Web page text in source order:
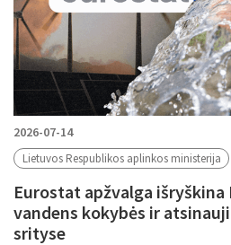
2026-07-14
Lietuvos Respublikos aplinkos ministerija
Eurostat apžvalga
vandens kokybės ir
srityse